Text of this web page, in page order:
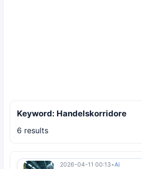
Keyword: Handelskorridore
6 results
2026-04-11 00:13•Ai